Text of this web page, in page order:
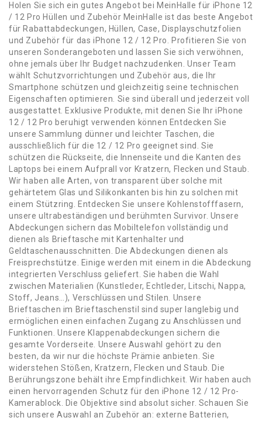
Holen Sie sich ein gutes Angebot bei MeinHalle für iPhone 12
/ 12 Pro Hüllen und Zubehör MeinHalle ist das beste Angebot
für Rabattabdeckungen, Hüllen, Case, Displayschutzfolien
und Zubehör für das iPhone 12 / 12 Pro. Profitieren Sie von
unseren Sonderangeboten und lassen Sie sich verwöhnen,
ohne jemals über Ihr Budget nachzudenken. Unser Team
wählt Schutzvorrichtungen und Zubehör aus, die Ihr
Smartphone schützen und gleichzeitig seine technischen
Eigenschaften optimieren. Sie sind überall und jederzeit voll
ausgestattet. Exklusive Produkte, mit denen Sie Ihr iPhone
12 / 12 Pro beruhigt verwenden können Entdecken Sie
unsere Sammlung dünner und leichter Taschen, die
ausschließlich für die 12 / 12 Pro geeignet sind. Sie
schützen die Rückseite, die Innenseite und die Kanten des
Laptops bei einem Aufprall vor Kratzern, Flecken und Staub.
Wir haben alle Arten, von transparent über solche mit
gehärtetem Glas und Silikonkanten bis hin zu solchen mit
einem Stützring. Entdecken Sie unsere Kohlenstofffasern,
unsere ultrabeständigen und berühmten Survivor. Unsere
Abdeckungen sichern das Mobiltelefon vollständig und
dienen als Brieftasche mit Kartenhalter und
Geldtaschenausschnitten. Die Abdeckungen dienen als
Freisprechstütze. Einige werden mit einem in die Abdeckung
integrierten Verschluss geliefert. Sie haben die Wahl
zwischen Materialien (Kunstleder, Echtleder, Litschi, Nappa,
Stoff, Jeans…), Verschlüssen und Stilen. Unsere
Brieftaschen im Brieftaschenstil sind super langlebig und
ermöglichen einen einfachen Zugang zu Anschlüssen und
Funktionen. Unsere Klappenabdeckungen sichern die
gesamte Vorderseite. Unsere Auswahl gehört zu den
besten, da wir nur die höchste Prämie anbieten. Sie
widerstehen Stößen, Kratzern, Flecken und Staub. Die
Berührungszone behält ihre Empfindlichkeit. Wir haben auch
einen hervorragenden Schutz für den iPhone 12 / 12 Pro-
Kamerablock. Die Objektive sind absolut sicher. Schauen Sie
sich unsere Auswahl an Zubehör an: externe Batterien,